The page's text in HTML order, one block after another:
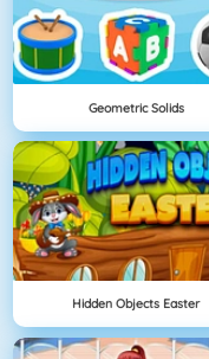
Geometric Solids
Hidden Objects Easter